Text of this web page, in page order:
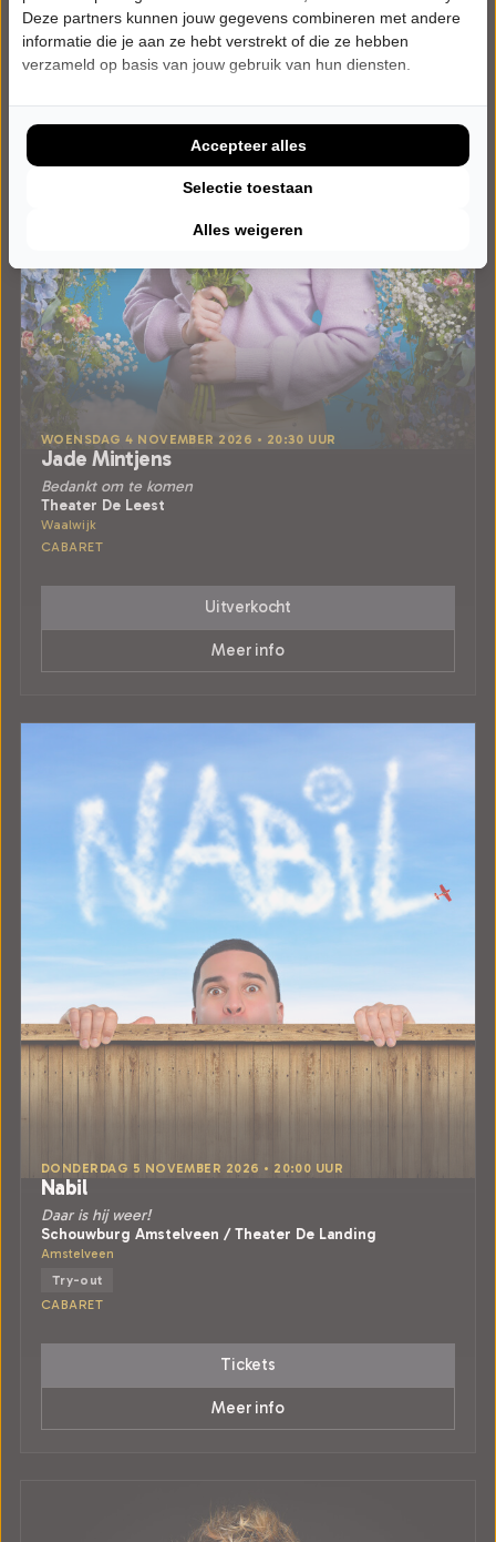
WOENSDAG 4 NOVEMBER 2026 • 20:30 UUR
Jade Mintjens
Bedankt om te komen
Theater De Leest
Waalwijk
CABARET
Uitverkocht
Meer info
DONDERDAG 5 NOVEMBER 2026 • 20:00 UUR
Nabil
Daar is hij weer!
Schouwburg Amstelveen / Theater De Landing
Amstelveen
Try-out
CABARET
Tickets
Meer info
Deze partners kunnen jouw gegevens combineren met andere
informatie die je aan ze hebt verstrekt of die ze hebben
verzameld op basis van jouw gebruik van hun diensten.
Alles weigeren
Selectie toestaan
Accepteer alles